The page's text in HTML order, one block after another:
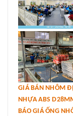
GIÁ BÁN NHÔM
NHỰA ABS
BÁO GIÁ ỐNG